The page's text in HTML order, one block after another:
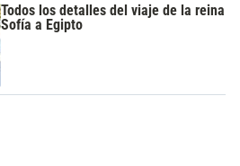
Todos los detalles del viaje de la reina
Sofía a Egipto